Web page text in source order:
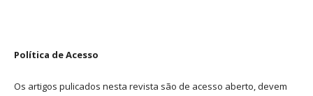
Política de Acesso
Os artigos pulicados nesta revista são de acesso aberto, devem